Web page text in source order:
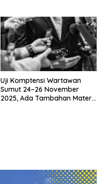
Uji Komptensi Wartawan
Sumut 24–26 November
2025, Ada Tambahan Materi